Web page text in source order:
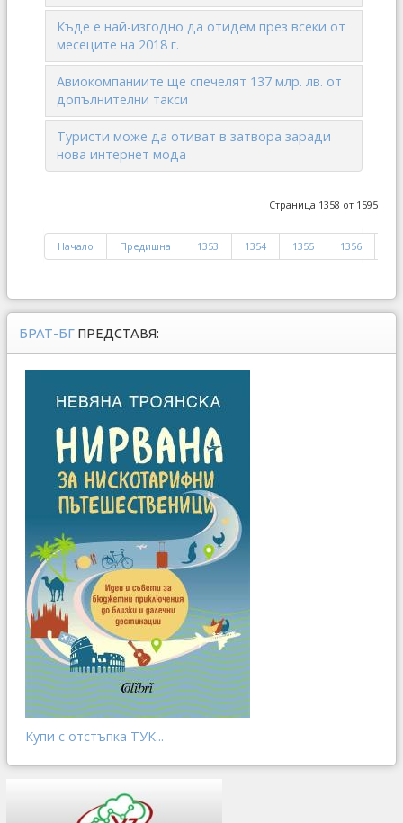
Къде е най-изгодно да отидем през всеки от
месеците на 2018 г.
Авиокомпаниите ще спечелят 137 млр. лв. от
допълнителни такси
Туристи може да отиват в затвора заради
нова интернет мода
Страница 1358 от 1595
Начало Предишна 1353 1354 1355 1356
БРАТ-БГ ПРЕДСТАВЯ:
Купи с отстъпка ТУК...